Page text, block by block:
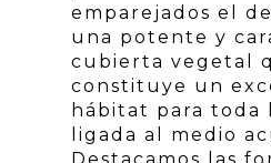
emparejados el
una potente y
cubierta vegetal
constituye un
hábitat para toda
ligada al medio
Destacamos las